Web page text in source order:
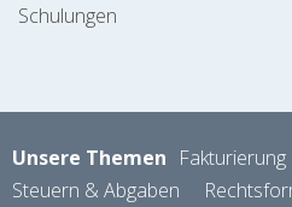
Schulungen
Unsere Themen Fakturierung
Steuern & Abgaben